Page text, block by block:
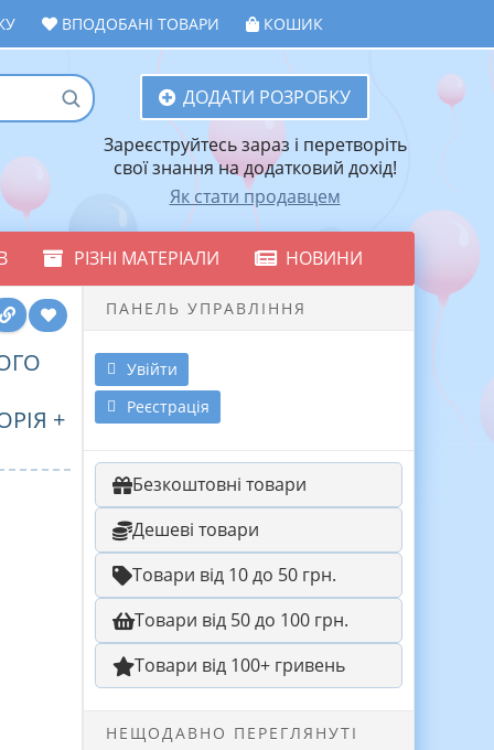
ВПОДОБАНІ ТОВАРИ КОШИК
ДОДАТИ РОЗРОБКУ
Зареєструйтесь зараз і перетворіть
свої знання на додатковий дохід!
Як стати продавцем
РІЗНІ МАТЕРІАЛИ НОВИНИ
+
ПАНЕЛЬ УПРАВЛІННЯ
Увійти
Реєстрація
Безкоштовні товари
Дешеві товари
Товари від 10 до 50 грн.
Товари від 50 до 100 грн.
Товари від 100+ гривень
НЕЩОДАВНО ПЕРЕГЛЯНУТІ